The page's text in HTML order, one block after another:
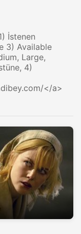
İstenen
3) Available
Large,
4)
</a>